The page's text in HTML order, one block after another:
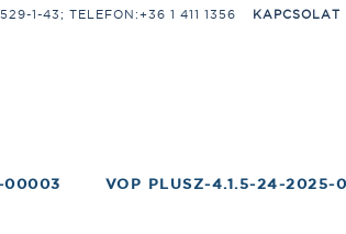
1-43; TELEFON:+36 1 411 1356 KAPCSOLAT
00003 VOP PLUSZ-4.1.5-24-2025-